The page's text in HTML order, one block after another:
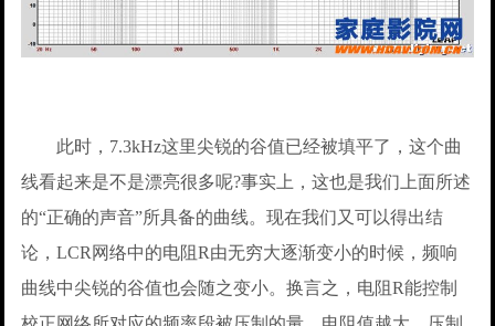
此时，7.3kHz这里尖锐的谷值已经被填平了，这个曲
线看起来是不是漂亮很多呢?事实上，这也是我们上面所述
的“正确的声音”所具备的曲线。现在我们又可以得出结
论，LCR网络中的电阻R由无穷大逐渐变小的时候，频响
曲线中尖锐的谷值也会随之变小。换言之，电阻R能控制